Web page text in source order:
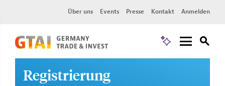
Über uns Events Presse Kontakt Anmelden
Registrierung